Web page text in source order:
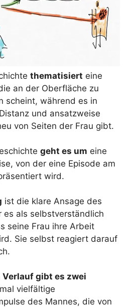
thematisiert eine
an der Oberfläche zu
scheint, während es in
und ansatzweise
von Seiten der Frau gibt.
geht es um eine
von der eine Episode am
wird.
ist die klare Ansage des
es als selbstverständlich
seine Frau ihre Arbeit
Sie selbst reagiert darauf
Verlauf gibt es zwei
vielfältige
des Mannes, die von